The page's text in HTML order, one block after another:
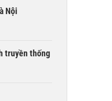
Nội
truyền thống